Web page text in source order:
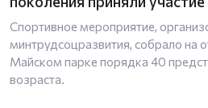
Спортивное мероприятие,
минтрудсоцразвития, собрало на
Майском парке порядка 40
возраста.